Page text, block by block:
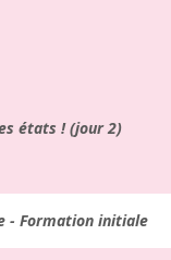
états ! (jour 2)
- Formation initiale